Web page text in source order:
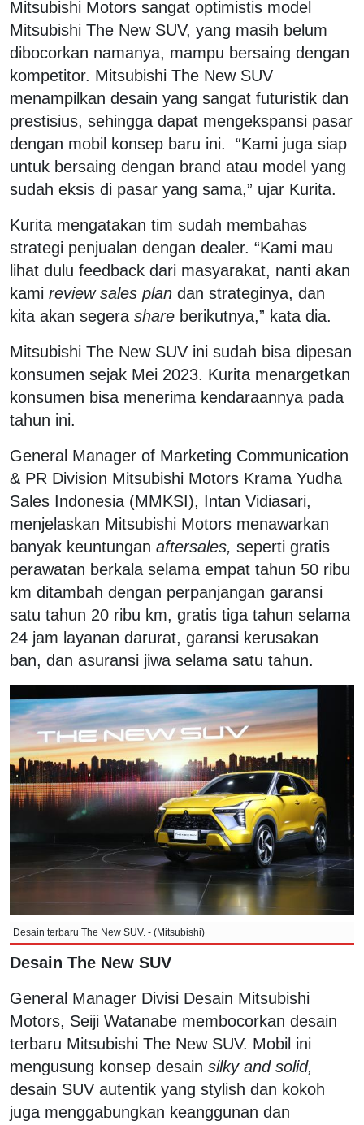
Mitsubishi Motors sangat optimistis model
Mitsubishi The New SUV, yang masih belum
dibocorkan namanya, mampu bersaing dengan
kompetitor. Mitsubishi The New SUV
menampilkan desain yang sangat futuristik dan
prestisius, sehingga dapat mengekspansi pasar
dengan mobil konsep baru ini. “Kami juga siap
untuk bersaing dengan brand atau model yang
sudah eksis di pasar yang sama,” ujar Kurita.
Kurita mengatakan tim sudah membahas
strategi penjualan dengan dealer. “Kami mau
lihat dulu feedback dari masyarakat, nanti akan
kami review sales plan dan strateginya, dan
kita akan segera share berikutnya,” kata dia.
Mitsubishi The New SUV ini sudah bisa dipesan
konsumen sejak Mei 2023. Kurita menargetkan
konsumen bisa menerima kendaraannya pada
tahun ini.
General Manager of Marketing Communication
& PR Division Mitsubishi Motors Krama Yudha
Sales Indonesia (MMKSI), Intan Vidiasari,
menjelaskan Mitsubishi Motors menawarkan
banyak keuntungan aftersales, seperti gratis
perawatan berkala selama empat tahun 50 ribu
km ditambah dengan perpanjangan garansi
satu tahun 20 ribu km, gratis tiga tahun selama
24 jam layanan darurat, garansi kerusakan
ban, dan asuransi jiwa selama satu tahun.
Desain terbaru The New SUV. - (Mitsubishi)
Desain The New SUV
General Manager Divisi Desain Mitsubishi
Motors, Seiji Watanabe membocorkan desain
terbaru Mitsubishi The New SUV. Mobil ini
mengusung konsep desain silky and solid,
desain SUV autentik yang stylish dan kokoh
juga menggabungkan keanggunan dan